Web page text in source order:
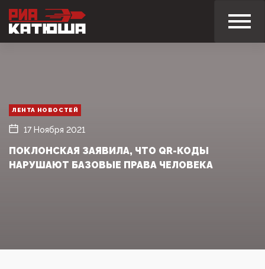
ЛЕНТА НОВОСТЕЙ
17 Ноября 2021
ПОКЛОНСКАЯ ЗАЯВИЛА, ЧТО QR-КОДЫ
НАРУШАЮТ БАЗОВЫЕ ПРАВА ЧЕЛОВЕКА